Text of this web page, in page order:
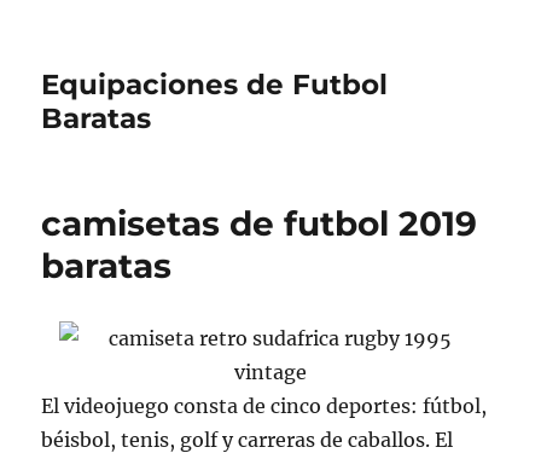
Equipaciones de Futbol
Baratas
camisetas de futbol 2019
baratas
El videojuego consta de cinco deportes: fútbol,
béisbol, tenis, golf y carreras de caballos. El